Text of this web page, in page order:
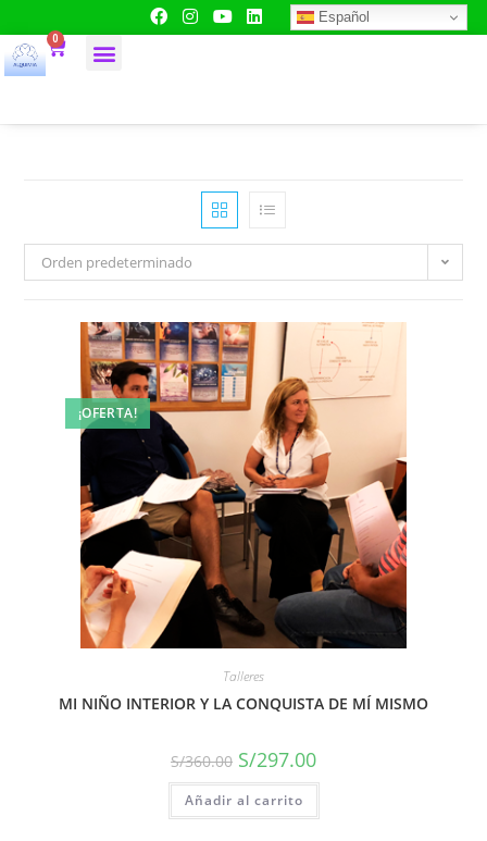
Español
0
Orden predeterminado
¡OFERTA!
Talleres
MI NIÑO INTERIOR Y LA CONQUISTA DE MÍ MISMO
S/360.00 S/297.00
Añadir al carrito